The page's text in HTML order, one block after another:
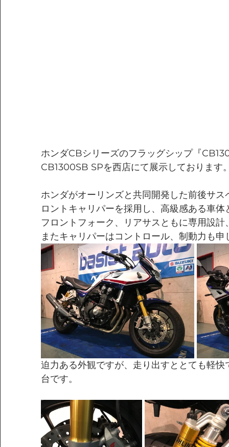
ホンダCBシリーズのフラッグシップ『
CB1300SB SPを西店にて展示しております
ホンダがオーリンズと共同開発した前後サ
ロントキャリパーを採用し、高級感ある車体
フロントフォーク、リアサスともに専用設
またキャリパーはコントロール、制動力も申
迫力ある外観ですが、走り出すととても軽快
台です。